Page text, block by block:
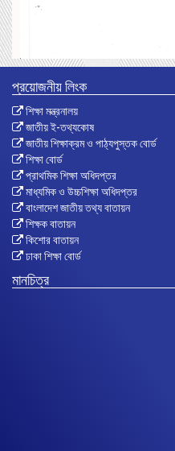
প্রয়োজনীয় লিংক
শিক্ষা মন্ত্রনালয়
জাতীয় ই-তথ্যকোষ
জাতীয় শিক্ষাক্রম ও পাঠ্যপুস্তক বোর্ড
শিক্ষা বোর্ড
প্রাথমিক শিক্ষা অধিদপ্তর
মাধ্যমিক ও উচ্চশিক্ষা অধিদপ্তর
বাংলাদেশ জাতীয় তথ্য বাতায়ন
শিক্ষক বাতায়ন
কিশোর বাতায়ন
ঢাকা শিক্ষা বোর্ড
মানচিত্র